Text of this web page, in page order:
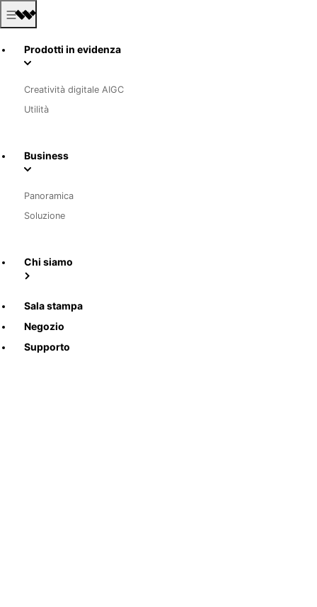
Prodotti in evidenza
Creatività digitale AIGC
Utilità
Business
Panoramica
Soluzione
Chi siamo
Sala stampa
Negozio
Supporto